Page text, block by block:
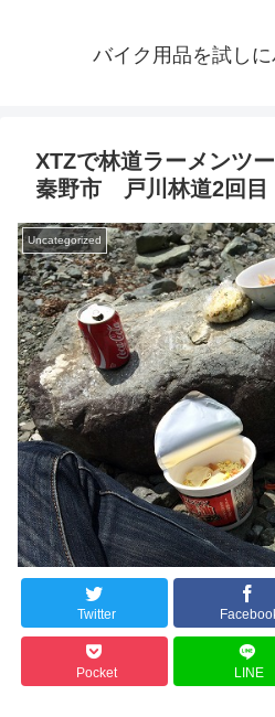
バイク用品を試しに
XTZで林道ラーメンツ
秦野市 戸川林道2回目
Uncategorized
Twitter
Pocket LINE